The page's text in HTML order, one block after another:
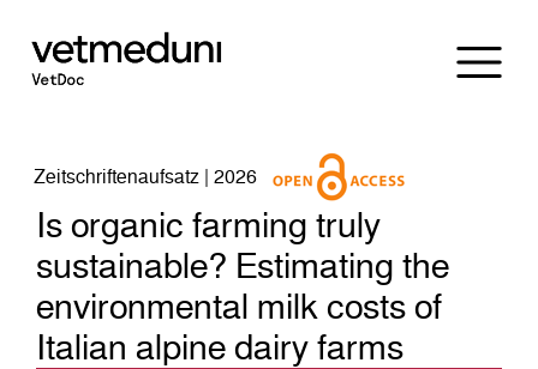
Zeitschriftenaufsatz | 2026
Is organic farming truly
sustainable? Estimating the
environmental milk costs of
Italian alpine dairy farms